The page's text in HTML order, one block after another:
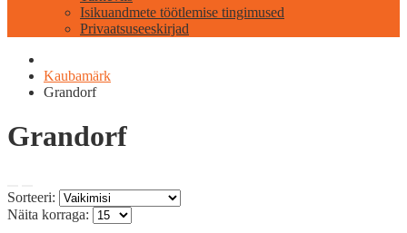
Isikuandmete töötlemise tingimused
Privaatsuseeskirjad
Kaubamärk
Grandorf
Grandorf
Sorteeri:
Näita korraga: